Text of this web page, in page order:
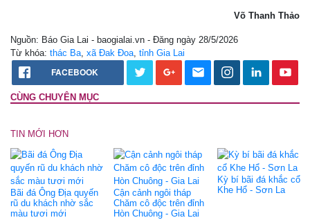
Võ Thanh Thảo
Nguồn: Báo Gia Lai - baogialai.vn - Đăng ngày 28/5/2026
Từ khóa: thác Ba, xã Đak Đoa, tỉnh Gia Lai
FACEBOOK
CÙNG CHUYÊN MỤC
TIN MỚI HƠN
Bãi đá Ông Ðịa quyến
rũ du khách nhờ sắc
màu tươi mới
Cận cảnh ngôi tháp
Chăm cô độc trên đỉnh
Hòn Chuông - Gia Lai
Kỳ bí bãi đá khắc cổ
Khe Hổ - Sơn La